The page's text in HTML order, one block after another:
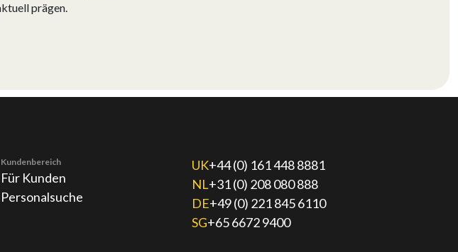
prägen.
Kundenbereich
Für Kunden
Personalsuche
UK+44 (0) 161 448 8881
NL+31 (0) 208 080 888
DE+49 (0) 221 845 6110
SG+65 6672 9400